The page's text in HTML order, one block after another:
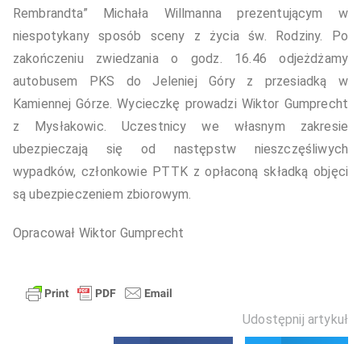
Rembrandta” Michała Willmanna prezentującym w
niespotykany sposób sceny z życia św. Rodziny. Po
zakończeniu zwiedzania o godz. 16.46 odjeżdżamy
autobusem PKS do Jeleniej Góry z przesiadką w
Kamiennej Górze. Wycieczkę prowadzi Wiktor Gumprecht
z Mysłakowic. Uczestnicy we własnym zakresie
ubezpieczają się od następstw nieszczęśliwych
wypadków, członkowie PTTK z opłaconą składką objęci
są ubezpieczeniem zbiorowym.
Opracował Wiktor Gumprecht
Udostępnij artykuł